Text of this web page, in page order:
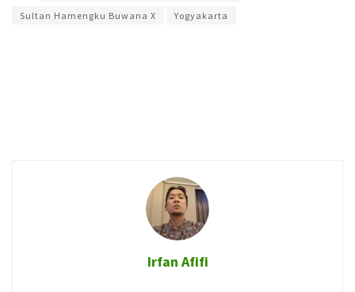
Sultan Hamengku Buwana X
Yogyakarta
Irfan Afifi